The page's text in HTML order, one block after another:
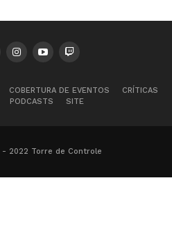
COBERTURA DE EVENTOS
CRÍTICAS
PODCASTS SITE
- 2022 Torre de Controle